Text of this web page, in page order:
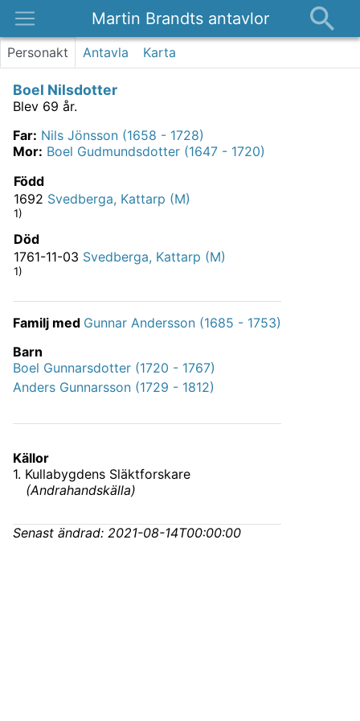
Martin Brandts antavlor
Platser
Om
Kontakt
Personakt Antavla Karta
Boel Nilsdotter
Blev 69 år.
Far: Nils Jönsson (1658 - 1728)
Mor: Boel Gudmundsdotter (1647 - 1720)
Född
1692 Svedberga, Kattarp (M)
1)
Död
1761-11-03 Svedberga, Kattarp (M)
1)
Familj med Gunnar Andersson (1685 - 1753)
Barn
Boel Gunnarsdotter (1720 - 1767)
Anders Gunnarsson (1729 - 1812)
Källor
1. Kullabygdens Släktforskare
(Andrahandskälla)
Senast ändrad: 2021-08-14T00:00:00